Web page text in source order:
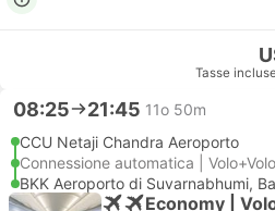
Tasse incluse
08:25 21:45 11o 50m
CCU Netaji Chandra Aeroporto
Connessione automatica | Volo+Volo
BKK Aeroporto di Suvarnabhumi,
Economy |